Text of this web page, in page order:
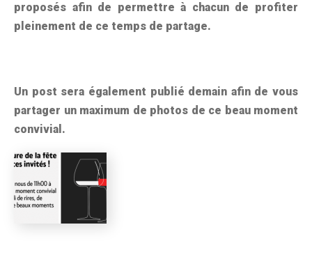
proposés afin de permettre à chacun de profiter
pleinement de ce temps de partage.
Un post sera également publié demain afin de vous
partager un maximum de photos de ce beau moment
convivial.